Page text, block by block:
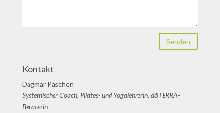
Senden
Kontakt
Dagmar Paschen
Systemischer Coach, Pilates- und Yogalehrerin, dōTERRA-
Beraterin